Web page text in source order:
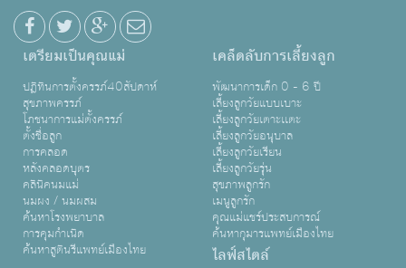
เตรียมเป็นคุณแม่
ปฏิทินการตั้งครรภ์40สัปดาห์
สุขภาพครรภ์
โภชนาการแม่ตั้งครรภ์
ตั้งชื่อลูก
การคลอด
หลังคลอดบุตร
คลินิคนมแม่
นมผง / นมผสม
ค้นหาโรงพยาบาล
การคุมกำเนิด
ค้นหาสูตินรีแพทย์เมืองไทย
เคล็ดลับการเลี้ยงลูก
พัฒนาการเด็ก 0 - 6 ปี
เลี้ยงลูกวัยแบบเบาะ
เลี้ยงลูกวัยเตาะเเตะ
เลี้ยงลูกวัยอนุบาล
เลี้ยงลูกวัยเรียน
เลี้ยงลูกวัยรุ่น
สุขภาพลูกรัก
เมนูลูกรัก
คุณแม่แชร์ประสบการณ์
ค้นหากุมารแพทย์เมืองไทย
ไลฟ์สไตล์